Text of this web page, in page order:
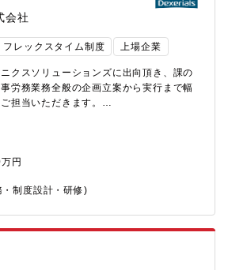
業務の遂行、新卒採用・キャリア採用、人
改善・運用、DXによる業務効率化推進、
エンゲージメント etc.
種業者対応、各イベント企画など
ムメンバーの指導育成
社の次の成長につながる光半導体の重要な
200名の小規模な事業所ではございます
ーポレート部門と連携しながら進めてい
、この度、人事・労務領域を幅広く担う
を募集いたします。
ニクスソリューションズ（DXPS）と
会社
フレックスタイム制度 上場企業
クスソリューションズに出向頂き、課の
労務業務全般の企画立案から実行まで幅
担当いただきます。
とを想定しています。）
拠点です。千歳地区は半導体企業の進出
る施策を推し進めるための体制強化とし
円
・制度設計・研修)